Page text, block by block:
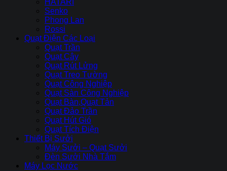
HATARI
Senko
Phong Lan
Rossi
Quạt Điện Các Loại
Quạt Trần
Quạt Cây
Quạt Rút Lửng
Quạt Treo Tường
Quạt Công Nghiệp
Quạt Sàn Công Nghiệp
Quạt Bàn,Quạt Tản
Quạt Đảo Trần
Quạt Hút Gió
Quạt Tích Điện
Thiết Bị Sưởi
Máy Sưởi – Quạt Sưởi
Đèn Sưởi Nhà Tắm
Máy Lọc Nước